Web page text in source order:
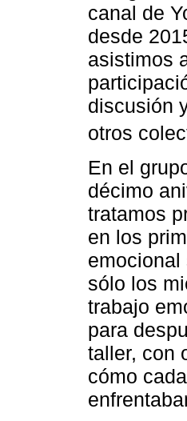
canal de
desde
asistimos
discusión
otros
En el
décimo
tratamos
en los
emocional
sólo los
trabajo
para
taller, con
cómo